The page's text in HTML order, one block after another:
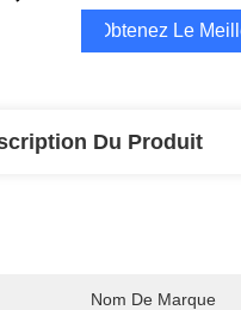
Obtenez Le
Du Produit
Nom De Marque